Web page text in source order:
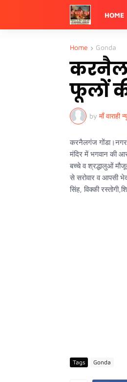
HOME
Home Gonda
फूलों
by माँ वाराही
करनैलगंज गोंडा।नगर
मंदिर में भगवान की
बच्चे व श्रद्धालुओं
से सरोवार व आपसी
सिंह, विक्की
Tags Gonda